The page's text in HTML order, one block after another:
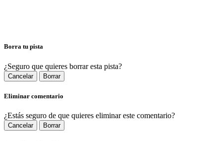
Borra tu pista
¿Seguro que quieres borrar esta pista?
Cancelar Borrar
Eliminar comentario
¿Estás seguro de que quieres eliminar este comentario?
Cancelar Borrar